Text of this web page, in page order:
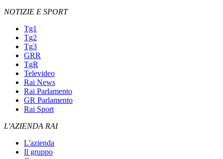
NOTIZIE E SPORT
Tg1
Tg2
Tg3
GRR
TgR
Televideo
Rai News
Rai Parlamento
GR Parlamento
Rai Sport
L'AZIENDA RAI
L'azienda
Il gruppo